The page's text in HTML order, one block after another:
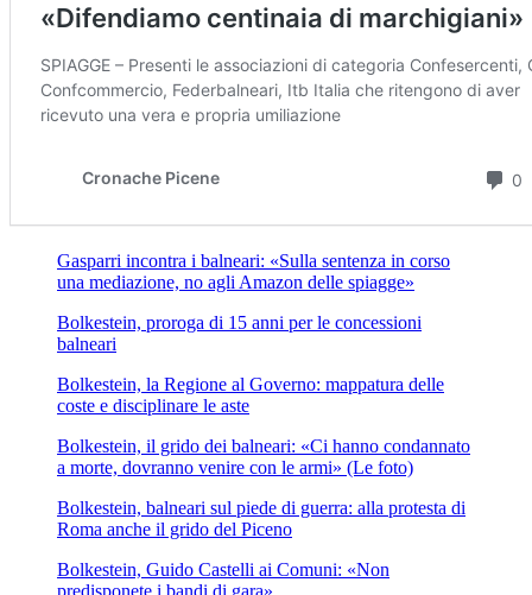
Gasparri incontra i balneari: «Sulla sentenza in corso
una mediazione, no agli Amazon delle spiagge»
Bolkestein, proroga di 15 anni per le concessioni
balneari
Bolkestein, la Regione al Governo: mappatura delle
coste e disciplinare le aste
Bolkestein, il grido dei balneari: «Ci hanno condannato
a morte, dovranno venire con le armi» (Le foto)
Bolkestein, balneari sul piede di guerra: alla protesta di
Roma anche il grido del Piceno
Bolkestein, Guido Castelli ai Comuni: «Non
predisponete i bandi di gara»